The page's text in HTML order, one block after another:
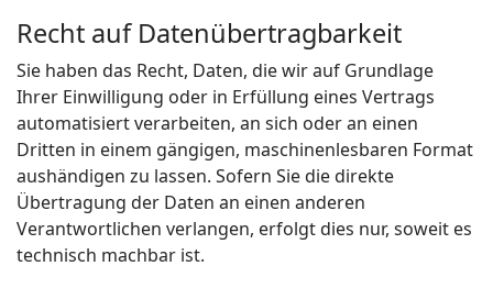
Recht auf Datenübertragbarkeit
Sie haben das Recht, Daten, die wir auf Grundlage
Ihrer Einwilligung oder in Erfüllung eines Vertrags
automatisiert verarbeiten, an sich oder an einen
Dritten in einem gängigen, maschinenlesbaren Format
aushändigen zu lassen. Sofern Sie die direkte
Übertragung der Daten an einen anderen
Verantwortlichen verlangen, erfolgt dies nur, soweit es
technisch machbar ist.